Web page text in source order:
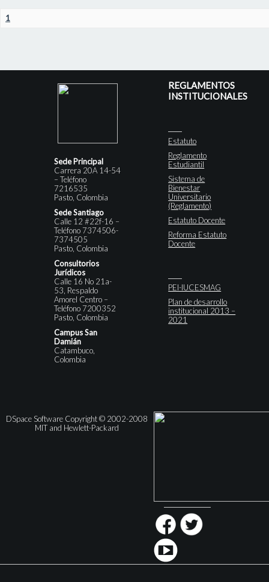
1
Sede Principal
Carrera 20A 14-54
– Teléfono
7216535
Pasto, Colombia
Sede Santiago
Calle 12 #22f-16 –
Teléfono 7374506-
7374505
Pasto, Colombia
Consultorios
Jurídicos
Calle 16 No 21a-
53, Respaldo
Amorel Centro –
Teléfono 7200352
Pasto, Colombia
Campus San
Damián
Catambuco,
Colombia
REGLAMENTOS
INSTITUCIONALES
Estatuto
Reglamento
Estudiantil
Sistema de
Bienestar
Universitario
(Reglamento)
Estatuto Docente
Reforma Estatuto
Docente
PEI-IUCESMAG
Plan de desarrollo
institucional 2013 –
2021
DSpace Software Copyright © 2002-2008
MIT and Hewlett-Packard